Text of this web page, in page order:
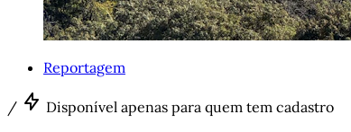
Reportagem
/ Disponível apenas para quem tem cadastro